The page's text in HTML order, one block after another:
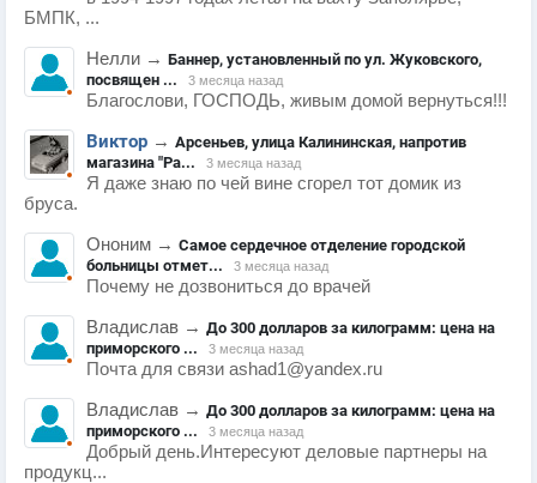
БМПК, ...
Нелли → Баннер, установленный по ул. Жуковского,
посвящен ...
3 месяца назад
Благослови, ГОСПОДЬ, живым домой вернуться!!!
Виктор → Арсеньев, улица Калининская, напротив
магазина "Ра...
3 месяца назад
Я даже знаю по чей вине сгорел тот домик из
бруса.
Ононим → Самое сердечное отделение городской
больницы отмет...
3 месяца назад
Почему не дозвониться до врачей
Владислав → До 300 долларов за килограмм: цена на
приморского ...
3 месяца назад
Почта для связи ashad1@yandex.ru
Владислав → До 300 долларов за килограмм: цена на
приморского ...
3 месяца назад
Добрый день.Интересуют деловые партнеры на
продукц...